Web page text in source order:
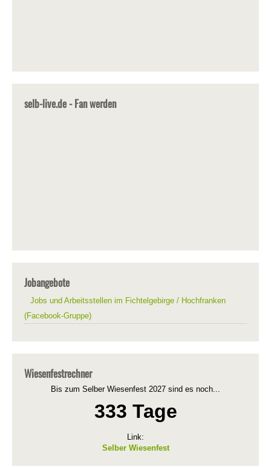
selb-live.de - Fan werden
Jobangebote
Jobs und Arbeitsstellen im Fichtelgebirge / Hochfranken
(Facebook-Gruppe)
Wiesenfestrechner
Bis zum Selber Wiesenfest 2027 sind es noch...
333 Tage
Link:
Selber Wiesenfest